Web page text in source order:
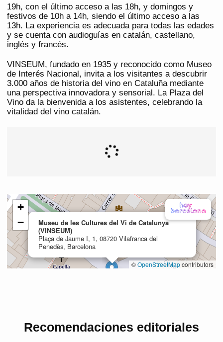
19h, con el último acceso a las 18h, y domingos y
festivos de 10h a 14h, siendo el último acceso a las
13h. La experiencia es adecuada para todas las edades
y se cuenta con audioguías en catalán, castellano,
inglés y francés.
VINSEUM, fundado en 1935 y reconocido como Museo
de Interés Nacional, invita a los visitantes a descubrir
3.000 años de historia del vino en Cataluña mediante
una perspectiva innovadora y sensorial. La Plaza del
Vino da la bienvenida a los asistentes, celebrando la
vitalidad del vino catalán.
Recomendaciones editoriales